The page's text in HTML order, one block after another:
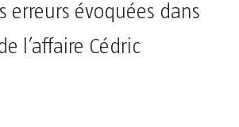
erreurs évoquées dans
l’affaire Cédric